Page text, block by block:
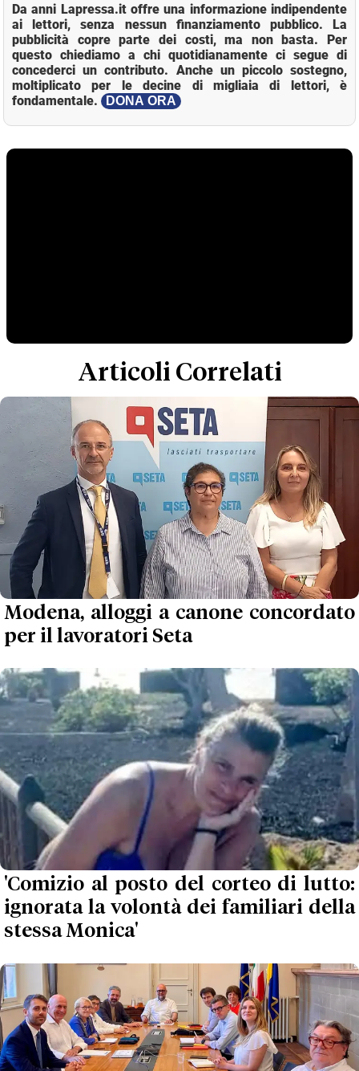
Da anni Lapressa.it offre una informazione indipendente
ai lettori, senza nessun finanziamento pubblico. La
pubblicità copre parte dei costi, ma non basta. Per
questo chiediamo a chi quotidianamente ci segue di
concederci un contributo. Anche un piccolo sostegno,
moltiplicato per le decine di migliaia di lettori, è
fondamentale.
DONA ORA
Articoli Correlati
Modena, alloggi a canone concordato
per il lavoratori Seta
'Comizio al posto del corteo di lutto:
ignorata la volontà dei familiari della
stessa Monica'